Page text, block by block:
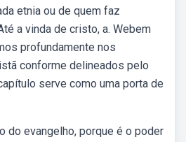
etnia ou de quem faz
a vinda de cristo, a. Webem
profundamente nos
conforme delineados pelo
serve como uma porta de
do evangelho, porque é o poder